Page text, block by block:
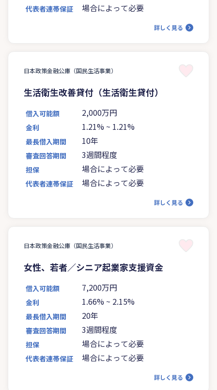
代表者連帯保証 場合によって必要
詳しく見る
日本政策金融公庫（国民生活事業）
生活衛生改善貸付（生活衛生貸付）
借入可能額 2,000万円
金利 1.21% ~ 1.21%
最長借入期間 10年
審査回答期間 3週間程度
担保 場合によって必要
代表者連帯保証 場合によって必要
詳しく見る
日本政策金融公庫（国民生活事業）
女性、若者／シニア起業家支援資金
借入可能額 7,200万円
金利 1.66% ~ 2.15%
最長借入期間 20年
審査回答期間 3週間程度
担保 場合によって必要
代表者連帯保証 場合によって必要
詳しく見る